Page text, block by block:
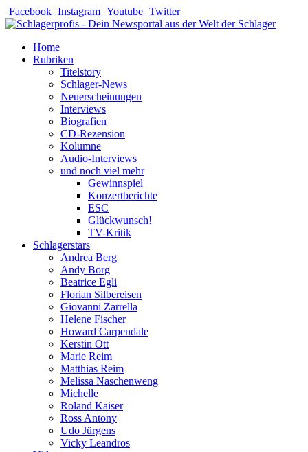
Zum
Inhalt
Facebook Instagram Youtube Twitter
Home
Rubriken
Titelstory
Schlager-News
Neuerscheinungen
Interviews
Biografien
CD-Rezension
Kolumne
Audio-Interviews
und noch viel mehr
Gewinnspiel
Konzertberichte
ESC
Glückwunsch!
TV-Kritik
Schlagerstars
Andrea Berg
Andy Borg
Beatrice Egli
Florian Silbereisen
Giovanni Zarrella
Helene Fischer
Howard Carpendale
Kerstin Ott
Marie Reim
Matthias Reim
Melissa Naschenweng
Michelle
Roland Kaiser
Ross Antony
Udo Jürgens
Vicky Leandros